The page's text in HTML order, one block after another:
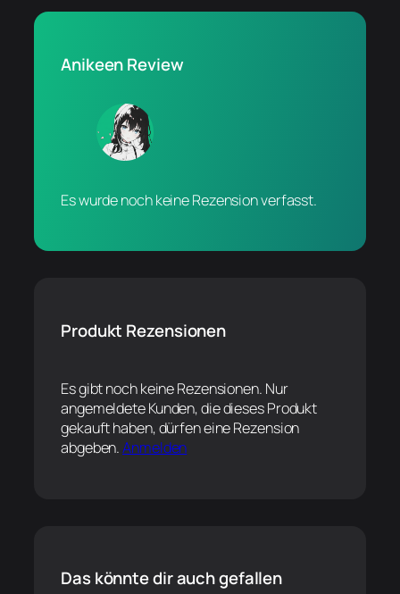
Anikeen Review
Es wurde noch keine Rezension verfasst.
Produkt Rezensionen
Es gibt noch keine Rezensionen. Nur
angemeldete Kunden, die dieses Produkt
gekauft haben, dürfen eine Rezension
abgeben.Anmelden
Das könnte dir auch gefallen